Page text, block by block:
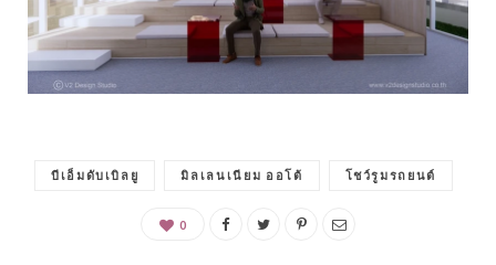
บีเอ็มดับเบิลยู มิลเลนเนียม ออโต้ โชว์รูมรถยนต์
0